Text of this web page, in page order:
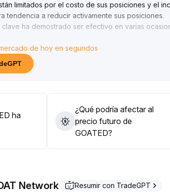
limitados por el costo de sus posiciones y el
tendencia a reducir activamente sus posiciones.
ha demostrado ser efectivo en varias
logra mantenerse sobre el soporte y
encima del máximo previo), se abrirá aún más
posiciones escalonadas alrededor del
de hoy en segundos
ha
¿Qué podría afectar al
precio futuro de
GOATED?
Network Resumir con TradeGPT